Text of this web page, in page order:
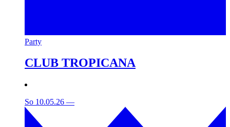
Party
CLUB TROPICANA
So 10.05.26 —